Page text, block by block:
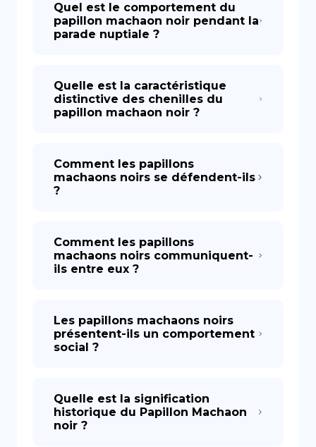
Quel est le comportement du
papillon machaon noir pendant la
parade nuptiale ?
Quelle est la caractéristique
distinctive des chenilles du
papillon machaon noir ?
Comment les papillons
machaons noirs se défendent-ils
?
Comment les papillons
machaons noirs communiquent-
ils entre eux ?
Les papillons machaons noirs
présentent-ils un comportement
social ?
Quelle est la signification
historique du Papillon Machaon
noir ?